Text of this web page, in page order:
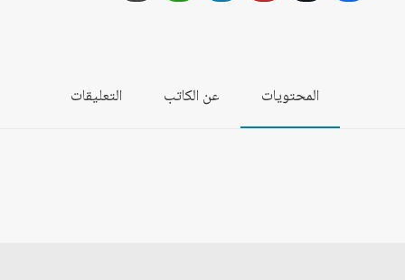
المحتويات عن الكاتب التعليقات